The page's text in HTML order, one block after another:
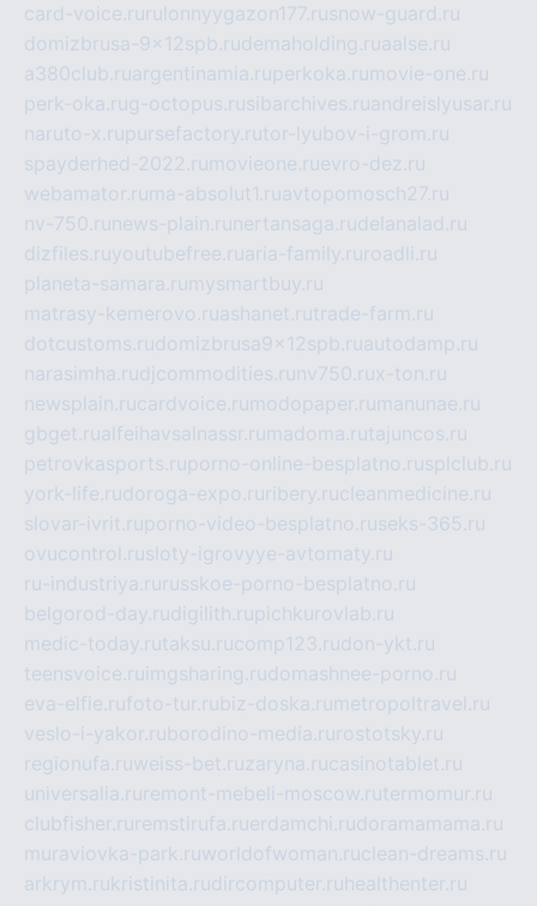
card-voice.ru rulonnyygazon177.rusnow-guard.ru
domizbrusa-9x12spb.rudemaholding.ruaalse.ru
a380club.ruargentinamia.ruperkoka.ru movie-one.ru
perk-oka.rug-octopus.rusibarchives.ruandreislyusar.ru
naruto-x.rupursefactory.rutor-lyubov-i-grom.ru
spayderhed-2022.ru movieone.ruevro-dez.ru
webamator.ru ma-absolut1.ruavtopomosch27.ru
nv-750.ru news-plain.ru nertansaga.rudelanalad.ru
dizfiles.ruyoutubefree.ruaria-family.ru roadli.ru
planeta-samara.ru mysmartbuy.ru
matrasy-kemerovo.ruashanet.rutrade-farm.ru
dotcustoms.rudomizbrusa9x12spb.ruautodamp.ru
narasimha.rudjcommodities.ru nv750.rux-ton.ru
newsplain.rucardvoice.ru modopaper.ru manunae.ru
gbget.rualfeihavsalnassr.ru madoma.rutajuncos.ru
petrovkasports.ruporno-online-besplatno.rusplclub.ru
york-life.rudoroga-expo.ru ribery.rucleanmedicine.ru
slovar-ivrit.ruporno-video-besplatno.ruseks-365.ru
ovucontrol.rusloty-igrovyye-avtomaty.ru
ru-industriya.ru russkoe-porno-besplatno.ru
belgorod-day.rudigilith.rupichkurovlab.ru
medic-today.rutaksu.rucomp123.rudon-ykt.ru
teensvoice.ru imgsharing.rudomashnee-porno.ru
eva-elfie.rufoto-tur.rubiz-doska.ru metropoltravel.ru
veslo-i-yakor.ruborodino-media.ru rostotsky.ru
regionufa.ruweiss-bet.ruzaryna.rucasinotablet.ru
universalia.ru remont-mebeli-moscow.rutermomur.ru
clubfisher.ru remstirufa.ruerdamchi.rudoramamama.ru
muraviovka-park.ruworldofwoman.ruclean-dreams.ru
arkrym.rukristinita.rudircomputer.ru healthenter.ru